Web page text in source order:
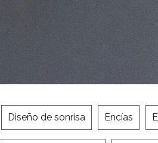
Diseño de sonrisa Encías